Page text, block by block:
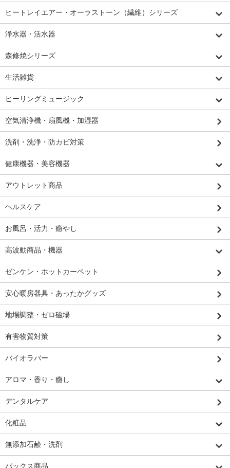
ヒートレイエアー・オーラストーン（繊維）シリーズ
浄水器・活水器
森修焼シリーズ
生活雑貨
ヒーリングミュージック
空気清浄機・扇風機・加湿器
洗剤・洗浄・防カビ対策
健康機器・美容機器
アウトレット商品
ヘルスケア
お風呂・活力・癒やし
高波動商品・機器
ゼンケン・ホットカーペット
安心暖房器具・あったかグッズ
地場調整・ゼロ磁場
有害物質対策
バイオラバー
アロマ・香り・癒し
デンタルケア
化粧品
無添加石鹸・洗剤
パックス商品